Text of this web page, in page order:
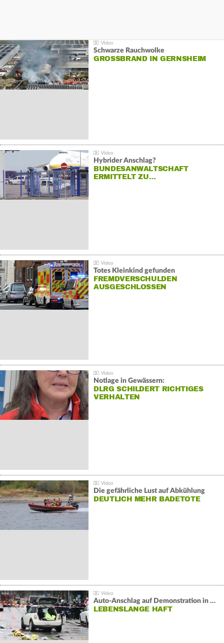
Schwarze Rauchwolke
GROSSBRAND IN GERNSHEIM
Hybrider Anschlag?
BUNDESANWALTSCHAFT
ERMITTELT ZU…
Totes Kleinkind gefunden
FREMDVERSCHULDEN
AUSGESCHLOSSEN
Notlage in Gewässern:
DLRG SCHILDERT RICHTIGES
VERHALTEN
Die gefährliche Lust auf Abkühlung
DEUTLICH MEHR BADETOTE
Auto-Anschlag auf Demonstration in München:
LEBENSLANGE HAFT